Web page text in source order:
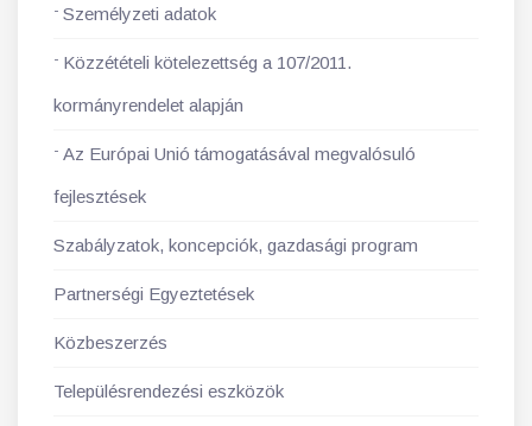
Személyzeti adatok
Közzétételi kötelezettség a 107/2011.
kormányrendelet alapján
Az Európai Unió támogatásával megvalósuló
fejlesztések
Szabályzatok, koncepciók, gazdasági program
Partnerségi Egyeztetések
Közbeszerzés
Településrendezési eszközök